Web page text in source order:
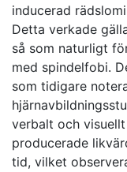
inducerad
Detta verkade
så som naturligt
med spindelfobi.
som tidigare
verbalt och
producerade
tid, vilket